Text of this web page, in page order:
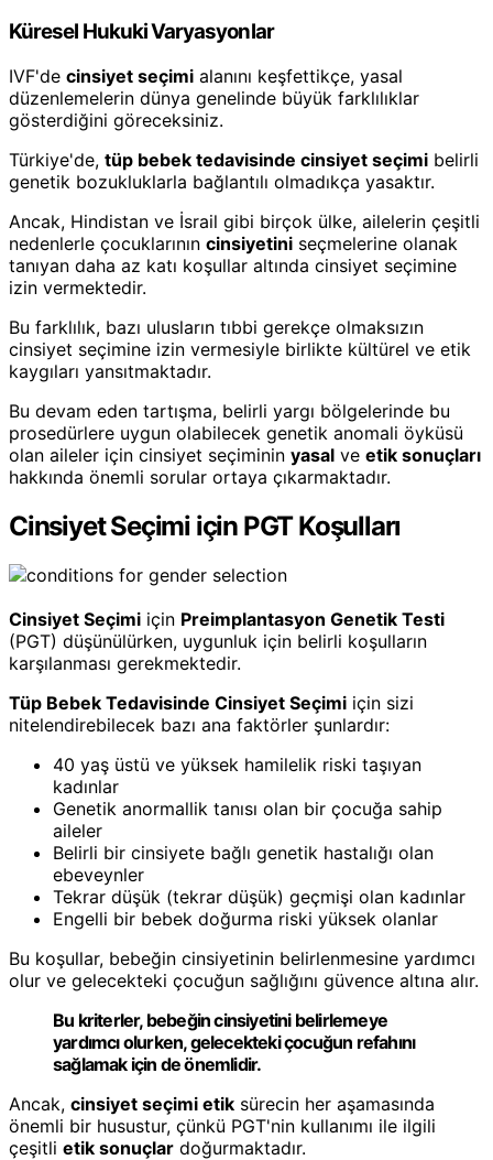
Küresel Hukuki Varyasyonlar
IVF'de cinsiyet seçimi alanını keşfettikçe, yasal
düzenlemelerin dünya genelinde büyük farklılıklar
gösterdiğini göreceksiniz.
Türkiye'de, tüp bebek tedavisinde cinsiyet seçimi belirli
genetik bozukluklarla bağlantılı olmadıkça yasaktır.
Ancak, Hindistan ve İsrail gibi birçok ülke, ailelerin çeşitli
nedenlerle çocuklarının cinsiyetini seçmelerine olanak
tanıyan daha az katı koşullar altında cinsiyet seçimine
izin vermektedir.
Bu farklılık, bazı ulusların tıbbi gerekçe olmaksızın
cinsiyet seçimine izin vermesiyle birlikte kültürel ve etik
kaygıları yansıtmaktadır.
Bu devam eden tartışma, belirli yargı bölgelerinde bu
prosedürlere uygun olabilecek genetik anomali öyküsü
olan aileler için cinsiyet seçiminin yasal ve etik sonuçları
hakkında önemli sorular ortaya çıkarmaktadır.
Cinsiyet Seçimi için PGT Koşulları
Cinsiyet Seçimi için Preimplantasyon Genetik Testi
(PGT) düşünülürken, uygunluk için belirli koşulların
karşılanması gerekmektedir.
Tüp Bebek Tedavisinde Cinsiyet Seçimi için sizi
nitelendirebilecek bazı ana faktörler şunlardır:
40 yaş üstü ve yüksek hamilelik riski taşıyan
kadınlar
Genetik anormallik tanısı olan bir çocuğa sahip
aileler
Belirli bir cinsiyete bağlı genetik hastalığı olan
ebeveynler
Tekrar düşük (tekrar düşük) geçmişi olan kadınlar
Engelli bir bebek doğurma riski yüksek olanlar
Bu koşullar, bebeğin cinsiyetinin belirlenmesine yardımcı
olur ve gelecekteki çocuğun sağlığını güvence altına alır.
Bu kriterler, bebeğin cinsiyetini belirlemeye
yardımcı olurken, gelecekteki çocuğun refahını
sağlamak için de önemlidir.
Ancak, cinsiyet seçimi etik sürecin her aşamasında
önemli bir husustur, çünkü PGT'nin kullanımı ile ilgili
çeşitli etik sonuçlar doğurmaktadır.